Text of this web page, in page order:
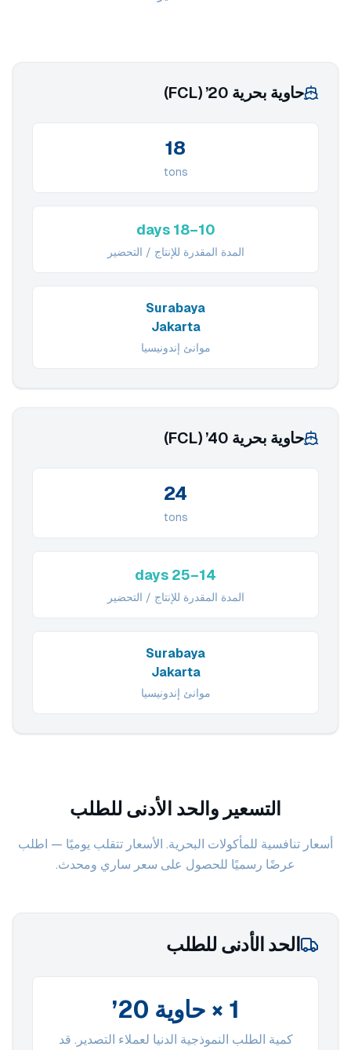
حاوية بحرية 20’ (FCL)
18
tons
10–18 days
المدة المقدرة للإنتاج / التحضير
Surabaya
Jakarta
موانئ إندونيسيا
حاوية بحرية 40’ (FCL)
24
tons
14–25 days
المدة المقدرة للإنتاج / التحضير
Surabaya
Jakarta
موانئ إندونيسيا
التسعير والحد الأدنى للطلب
أسعار تنافسية للمأكولات البحرية. الأسعار تتقلب يوميًا — اطلب
عرضًا رسميًا للحصول على سعر ساري ومحدث.
الحد الأدنى للطلب
1 × حاوية 20’
كمية الطلب النموذجية الدنيا لعملاء التصدير. قد